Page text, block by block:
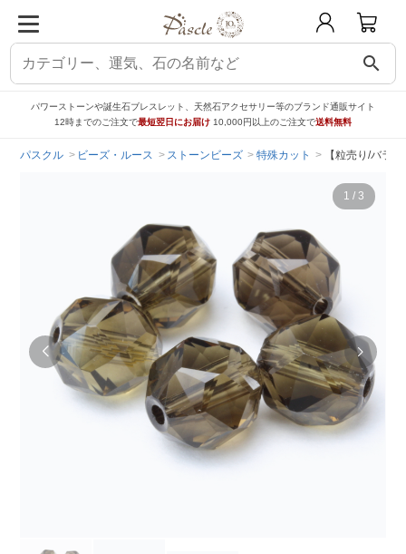
search
パワーストーンや誕生石ブレスレット、天然石アクセサリー等のブランド通販サイト
12時までのご注文で最短翌日にお届け 10,000円以上のご注文で送料無料
パスクル ビーズ・ルース ストーンビーズ 特殊カット 【粒売り/バラ
1 / 3